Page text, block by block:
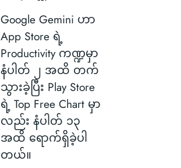
Google Gemini ဟာ
App Store ရဲ့
Productivity ကဏ္ဍမှာ
နံပါတ် ၂ အထိ တက်
သွားခဲ့ပြီး Play Store
ရဲ့ Top Free Chart မှာ
လည်း နံပါတ် ၁၃
အထိ ရောက်ရှိခဲ့ပါ
တယ်။